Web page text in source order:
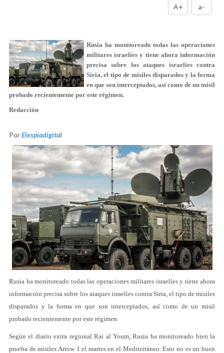
A+ a-
Rusia ha monitoreado todas las operaciones
militares israelíes y tiene ahora información
precisa sobre los ataques israelíes contra
Siria, el tipo de misiles disparados y la forma
en que son interceptados, así como de un misil
probado recientemente por este régimen.
Redacción
PorElespiadigital
Rusia ha monitoreado todas las operaciones militares israelíes y tiene ahora
información precisa sobre los ataques israelíes contra Siria, el tipo de misiles
disparados y la forma en que son interceptados, así como de un misil
probado recientemente por este régimen.
Según el diario extra regional Rai al Youm, Rusia ha monitoreado bien la
prueba de misiles Arrow 1 el martes en el Mediterráneo. Esto no es un buen